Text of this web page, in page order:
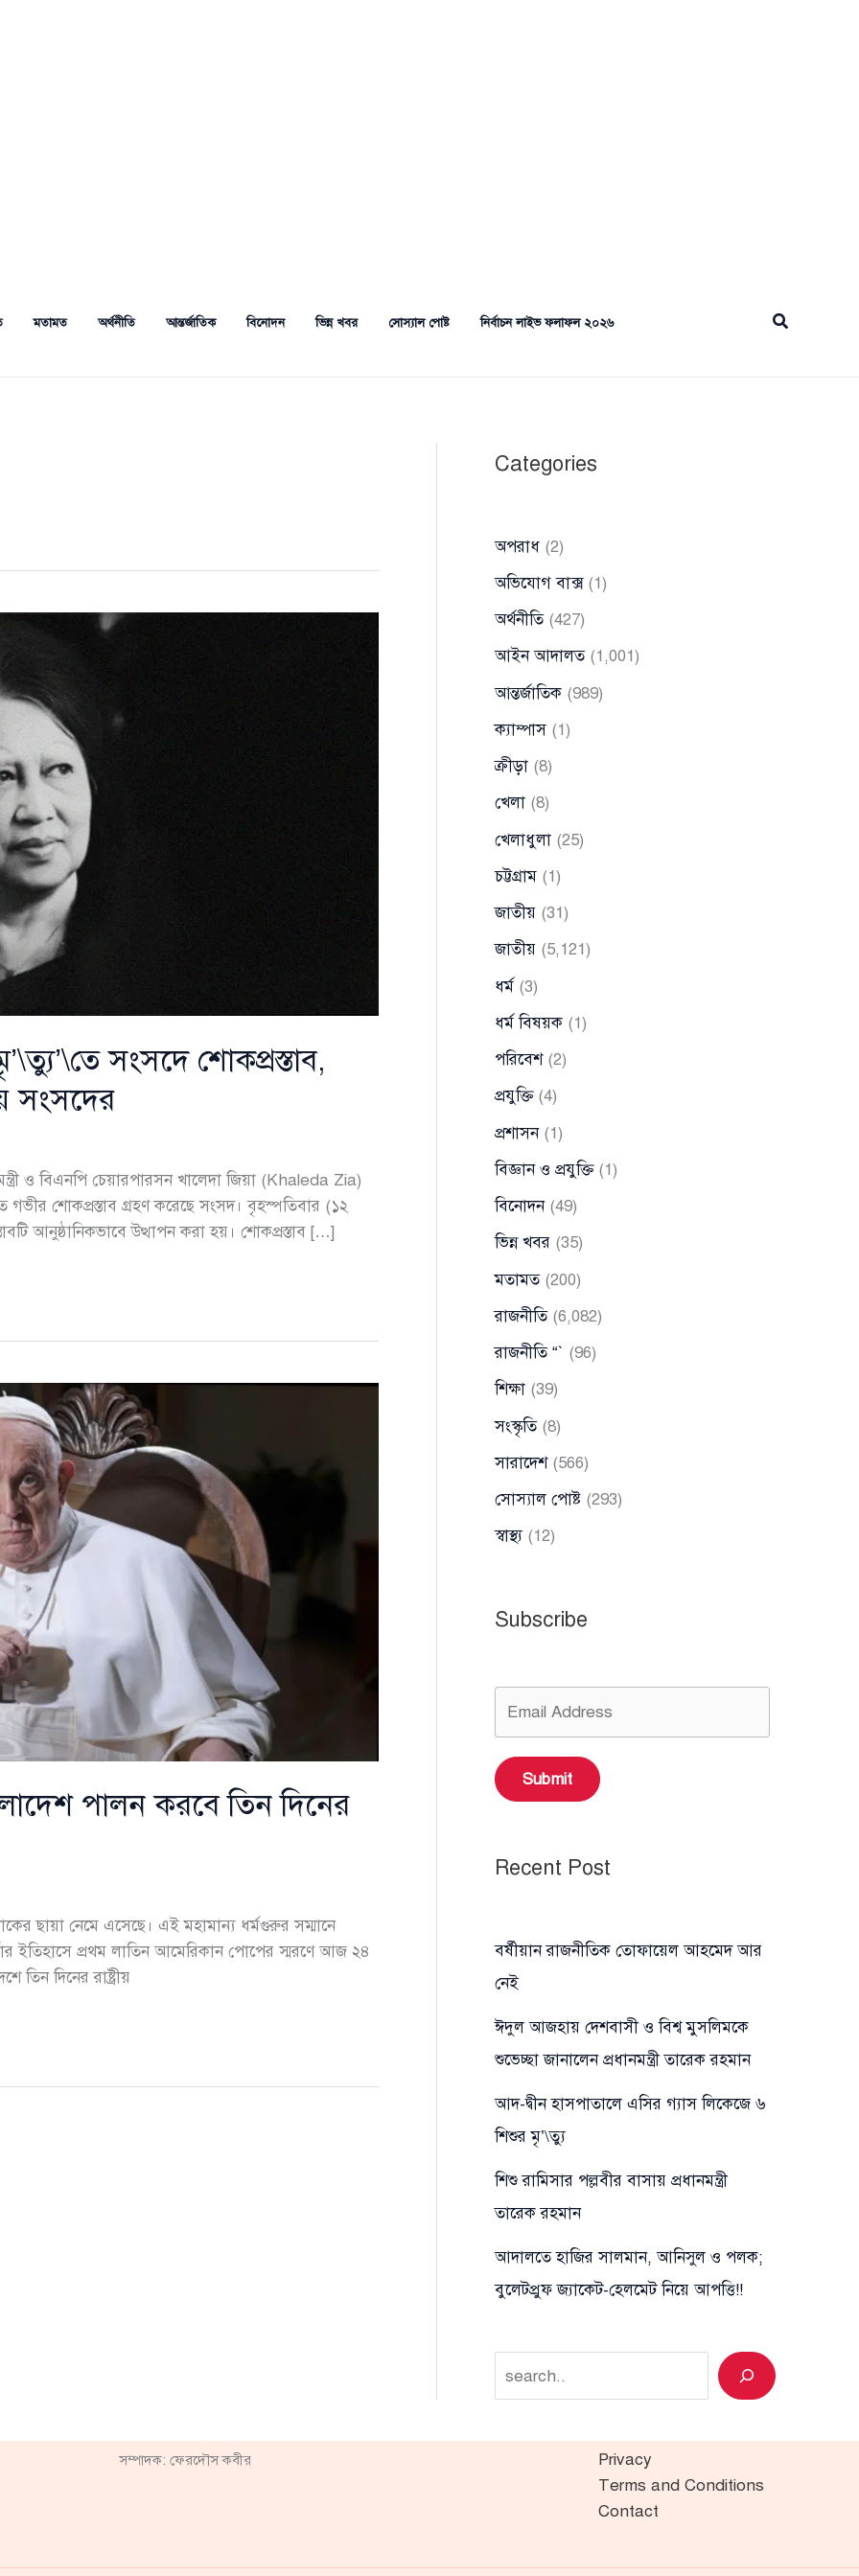
মতামত অর্থনীতি আন্তর্জাতিক বিনোদন ভিন্ন খবর সোস্যাল পোষ্ট নির্বাচন লাইভ ফলাফল ২০২৬ Search
সংসদে শোকপ্রস্তাব,
সংসদের
ও বিএনপি চেয়ারপারসন খালেদা জিয়া (Khaleda Zia)
গভীর শোকপ্রস্তাব গ্রহণ করেছে সংসদ। বৃহস্পতিবার (১২
আনুষ্ঠানিকভাবে উত্থাপন করা হয়। শোকপ্রস্তাব […]
পালন করবে তিন দিনের
ছায়া নেমে এসেছে। এই মহামান্য ধর্মগুরুর সম্মানে
ইতিহাসে প্রথম লাতিন আমেরিকান পোপের স্মরণে আজ ২৪
তিন দিনের রাষ্ট্রীয়
Categories
অপরাধ (2)
অভিযোগ বাক্স(1)
অর্থনীতি(427)
আইন আদালত(1,001)
আন্তর্জাতিক (989)
ক্যাম্পাস (1)
ক্রীড়া (8)
খেলা (8)
খেলাধুলা (25)
চট্টগ্রাম (1)
জাতীয় (31)
জাতীয় (5,121)
ধর্ম (3)
ধর্ম বিষয়ক (1)
পরিবেশ(2)
প্রযুক্তি(4)
প্রশাসন(1)
বিজ্ঞান ও প্রযুক্তি(1)
বিনোদন(49)
ভিন্ন খবর (35)
মতামত(200)
রাজনীতি(6,082)
রাজনীতি “` (96)
শিক্ষা (39)
সংস্কৃতি(8)
সারাদেশ(566)
সোস্যাল পোষ্ট (293)
স্বাস্থ্য (12)
Subscribe
Submit
Recent Post
বর্ষীয়ান রাজনীতিক তোফায়েল আহমেদ আর
নেই
ঈদুল আজহায় দেশবাসী ও বিশ্ব মুসলিমকে
শুভেচ্ছা জানালেন প্রধানমন্ত্রী তারেক রহমান
আদ-দ্বীন হাসপাতালে এসির গ্যাস লিকেজে ৬
শিশুর মৃ’\ত্যু
শিশু রামিসার পল্লবীর বাসায় প্রধানমন্ত্রী
তারেক রহমান
আদালতে হাজির সালমান, আনিসুল ও পলক;
বুলেটপ্রুফ জ্যাকেট-হেলমেট নিয়ে আপত্তি!!
সম্পাদক: ফেরদৌস কবীর
Privacy
Terms and Conditions
Contact